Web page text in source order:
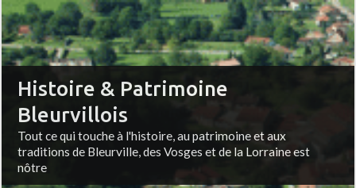
Histoire & Patrimoine
Bleurvillois
Tout ce qui touche à l'histoire, au patrimoine et aux
traditions de Bleurville, des Vosges et de la Lorraine est
nôtre